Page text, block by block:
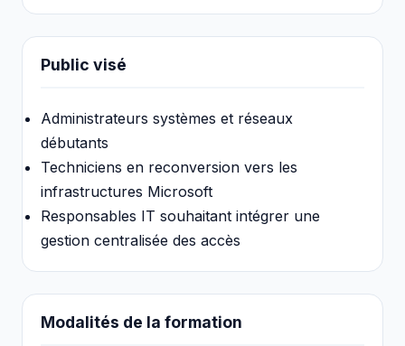
Public visé
Administrateurs systèmes et réseaux
débutants
Techniciens en reconversion vers les
infrastructures Microsoft
Responsables IT souhaitant intégrer une
gestion centralisée des accès
Modalités de la formation